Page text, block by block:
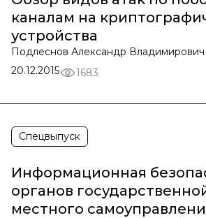
каналам на
устройства
Подлеснов Александр Владимирович
20.12.2015
1683
Спецвыпуск
Информационная
органов
местного